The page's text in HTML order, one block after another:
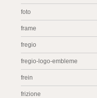
foto
frame
fregio
fregio-logo-embleme
frein
frizione